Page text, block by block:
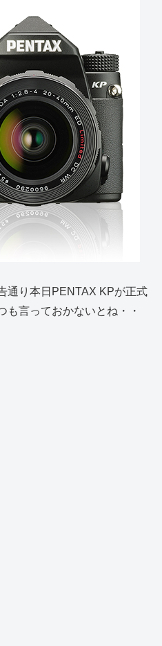
通り本日PENTAX KPが正式
も言っておかないとね・・